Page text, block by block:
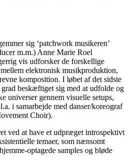
sig ‘patchwork musikeren’
m.m.) Anne Marie Roel
vis udforsker de forskellige
elektronisk musikproduktion,
komposition. I løbet af det sidste
beskæftiget sig med at udfolde og
universer gennem visuelle setups,
i samarbejde med danser/koreograf
Choir).
ved at have et udpræget introspektivt
temaer, som nænsomt
optagede samples og bløde